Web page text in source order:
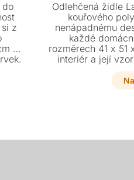
do
z
a
Odlehčená židle
kouřového
nenápadnému
každé
rozměrech 41 x 51
interiér a její
přímo na